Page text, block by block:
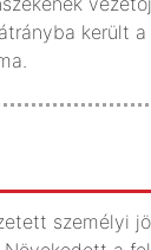
került
személyi